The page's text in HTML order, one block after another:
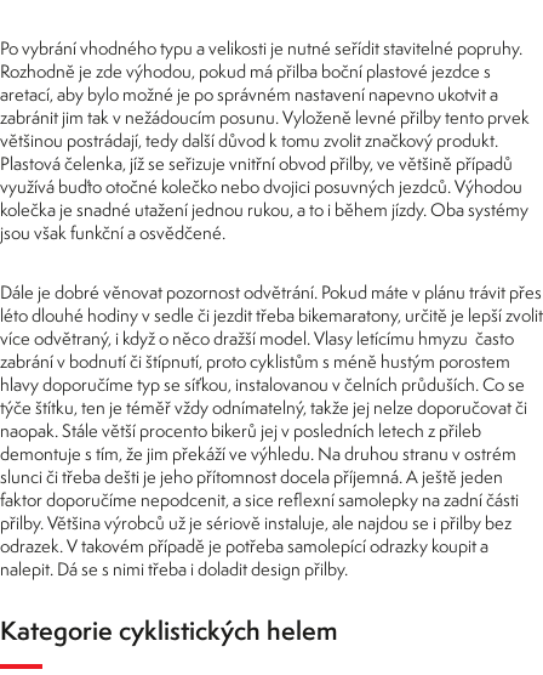
Po vybrání vhodného typu a velikosti je nutné seřídit stavitelné popruhy.
Rozhodně je zde výhodou, pokud má přilba boční plastové jezdce s
aretací, aby bylo možné je po správném nastavení napevno ukotvit a
zabránit jim tak v nežádoucím posunu. Vyloženě levné přilby tento prvek
většinou postrádají, tedy další důvod k tomu zvolit značkový produkt.
Plastová čelenka, jíž se seřizuje vnitřní obvod přilby, ve většině případů
využívá buďto otočné kolečko nebo dvojici posuvných jezdců. Výhodou
kolečka je snadné utažení jednou rukou, a to i během jízdy. Oba systémy
jsou však funkční a osvědčené.
Dále je dobré věnovat pozornost odvětrání. Pokud máte v plánu trávit přes
léto dlouhé hodiny v sedle či jezdit třeba bikemaratony, určitě je lepší zvolit
více odvětraný, i když o něco dražší model. Vlasy letícímu hmyzu často
zabrání v bodnutí či štípnutí, proto cyklistům s méně hustým porostem
hlavy doporučíme typ se síťkou, instalovanou v čelních průduších. Co se
týče štítku, ten je téměř vždy odnímatelný, takže jej nelze doporučovat či
naopak. Stále větší procento bikerů jej v posledních letech z přileb
demontuje s tím, že jim překáží ve výhledu. Na druhou stranu v ostrém
slunci či třeba dešti je jeho přítomnost docela příjemná. A ještě jeden
faktor doporučíme nepodcenit, a sice reflexní samolepky na zadní části
přilby. Většina výrobců už je sériově instaluje, ale najdou se i přilby bez
odrazek. V takovém případě je potřeba samolepící odrazky koupit a
nalepit. Dá se s nimi třeba i doladit design přilby.
Kategorie cyklistických helem